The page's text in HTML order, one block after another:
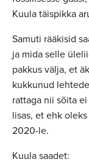
Kuula täispikka
Samuti rääkisid
ja mida selle
pakkus välja, et
kukkunud
rattaga nii sõita ei
lisas, et ehk
2020-le.
Kuula saadet: